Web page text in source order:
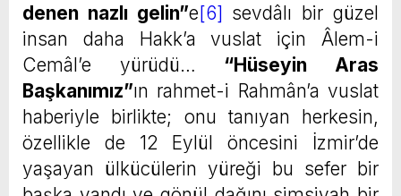
denen nazlı gelin”e[6] sevdâlı bir güzel
insan daha Hakk’a vuslat için Âlem-i
Cemâl’e yürüdü… “Hüseyin Aras
Başkanımız”ın rahmet-i Rahmân’a vuslat
haberiyle birlikte; onu tanıyan herkesin,
özellikle de 12 Eylül öncesini İzmir’de
yaşayan ülkücülerin yüreği bu sefer bir